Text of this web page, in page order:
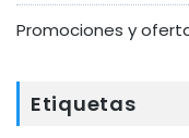
Promociones y
Etiquetas